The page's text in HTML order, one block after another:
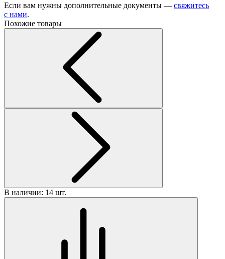
Если вам нужны дополнительные документы — свяжитесь
с нами.
Похожие товары
В наличии: 14 шт.